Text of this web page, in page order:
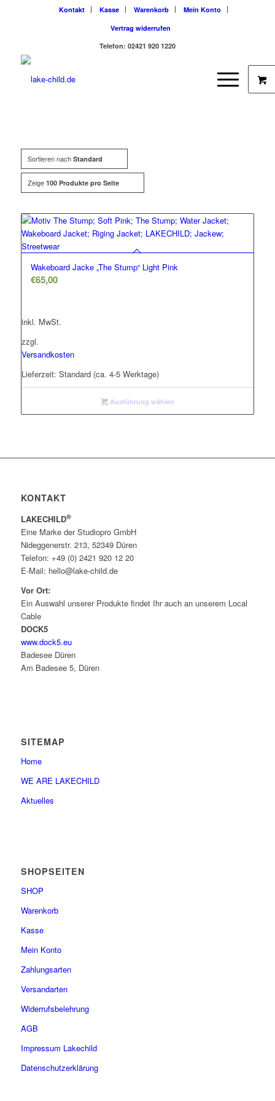
Kontakt Kasse Warenkorb
Mein Konto
Vertrag widerrufen
Telefon: 02421 920 1220
Sortieren nach Standard
Zeige 100 Produkte pro Seite
Wakeboard Jacke „The Stump“ Light Pink
€65,00
inkl. MwSt.
zzgl.
Versandkosten
Lieferzeit: Standard (ca. 4-5 Werktage)
Ausführung wählen
KONTAKT
LAKECHILD®
Eine Marke der Studiopro GmbH
Nideggenerstr. 213, 52349 Düren
Telefon: +49 (0) 2421 920 12 20
E-Mail: hello@lake-child.de
Vor Ort:
Ein Auswahl unserer Produkte findet Ihr auch an unserem Local
Cable
DOCK5
www.dock5.eu
Badesee Düren
Am Badesee 5, Düren
SITEMAP
Home
WE ARE LAKECHILD
Aktuelles
SHOPSEITEN
SHOP
Warenkorb
Kasse
Mein Konto
Zahlungsarten
Versandarten
Widerrufsbelehrung
AGB
Impressum Lakechild
Datenschutzerklärung